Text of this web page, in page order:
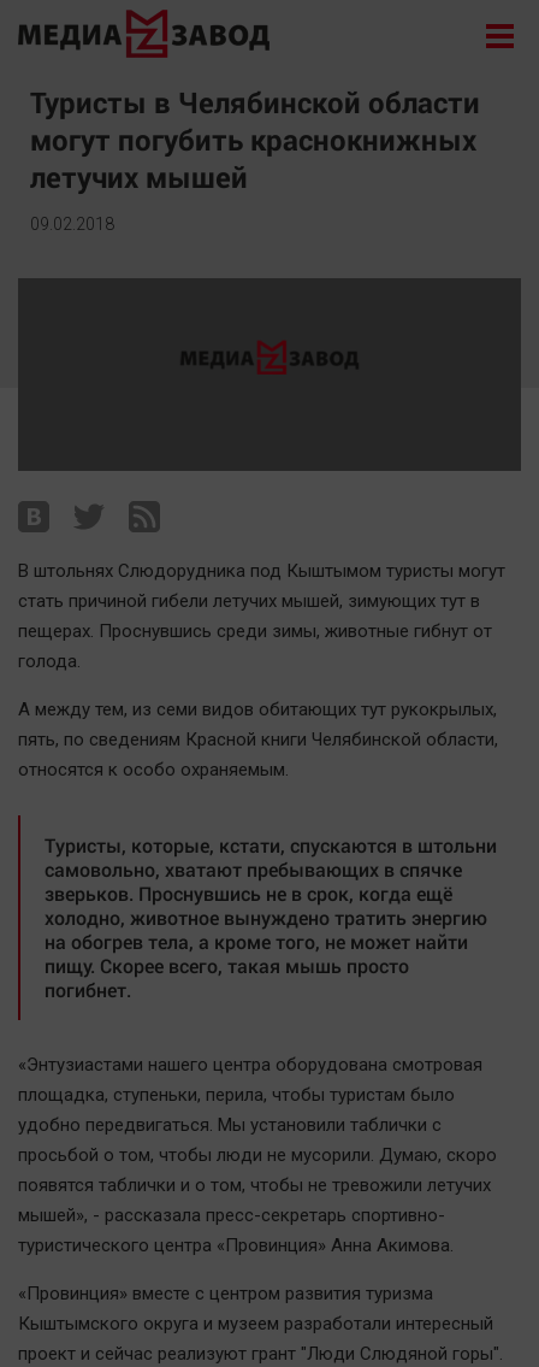
Новости
Экономика
Происшествия
Общество
Архив
Наша победа
Общество
Политика
Экономика
Происшествия
Здоровье
Культура
Курилка
Мнения
Спорт
Технологии
Отраслевые темы
Hедвижимость
Образование
Автомобили
XX век: криминальные уроки
Банки
Медиаграмотность
Медицина
Новости компаний
Прогулки по городу Ч
Туристы в Челябинской области
могут погубить краснокнижных
летучих мышей
09.02.2018
В штольнях Слюдорудника под Кыштымом туристы могут
стать причиной гибели летучих мышей, зимующих тут в
пещерах. Проснувшись среди зимы, животные гибнут от
голода.
А между тем, из семи видов обитающих тут рукокрылых,
пять, по сведениям Красной книги Челябинской области,
относятся к особо охраняемым.
Туристы, которые, кстати, спускаются в штольни
самовольно, хватают пребывающих в спячке
зверьков. Проснувшись не в срок, когда ещё
холодно, животное вынуждено тратить энергию
на обогрев тела, а кроме того, не может найти
пищу. Скорее всего, такая мышь просто
погибнет.
«Энтузиастами нашего центра оборудована смотровая
площадка, ступеньки, перила, чтобы туристам было
удобно передвигаться. Мы установили таблички с
просьбой о том, чтобы люди не мусорили. Думаю, скоро
появятся таблички и о том, чтобы не тревожили летучих
мышей», - рассказала пресс-секретарь спортивно-
туристического центра «Провинция» Анна Акимова.
«Провинция» вместе с центром развития туризма
Кыштымского округа и музеем разработали интересный
проект и сейчас реализуют грант "Люди Слюдяной горы".